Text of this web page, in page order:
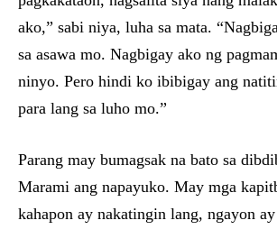
ako,” sabi niya, luha sa mata.
sa asawa mo. Nagbigay ako ng
ninyo. Pero hindi ko ibibigay ang
para lang sa luho mo.”
Parang may bumagsak na bato sa
Marami ang napayuko. May mga
kahapon ay nakatingin lang, ngayon